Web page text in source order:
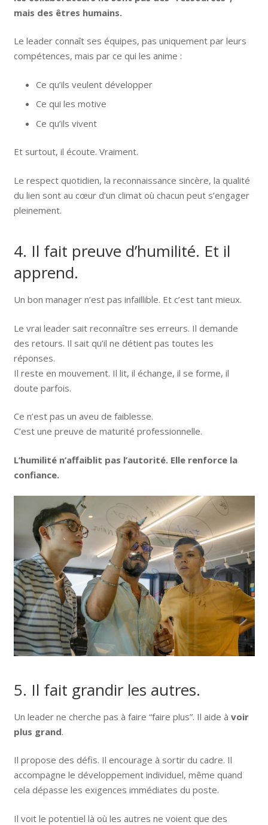
mais des êtres humains.
Le leader connaît ses équipes, pas uniquement par leurs
compétences, mais par ce qui les anime :
Ce qu’ils veulent développer
Ce qui les motive
Ce qu’ils vivent
Et surtout, il écoute. Vraiment.
Le respect quotidien, la reconnaissance sincère, la qualité
du lien sont au cœur d’un climat où chacun peut s’engager
pleinement.
4. Il fait preuve d’humilité. Et il
apprend.
Un bon manager n’est pas infaillible. Et c’est tant mieux.
Le vrai leader sait reconnaître ses erreurs. Il demande
des retours. Il sait qu’il ne détient pas toutes les
réponses.
Il reste en mouvement. Il lit, il échange, il se forme, il
doute parfois.
Ce n’est pas un aveu de faiblesse.
C’est une preuve de maturité professionnelle.
L’humilité n’affaiblit pas l’autorité. Elle renforce la
confiance.
5. Il fait grandir les autres.
Un leader ne cherche pas à faire “faire plus”. Il aide à voir
plus grand.
Il propose des défis. Il encourage à sortir du cadre. Il
accompagne le développement individuel, même quand
cela dépasse les exigences immédiates du poste.
Il voit le potentiel là où les autres ne voient que des